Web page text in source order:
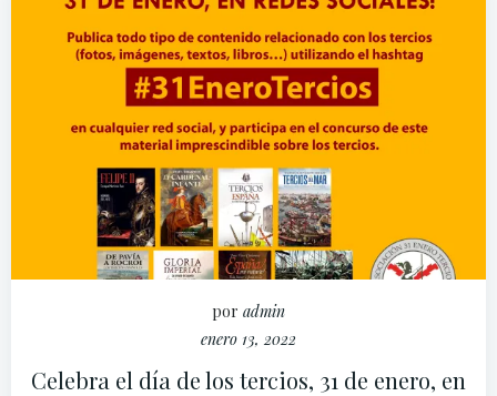
por admin
enero 13, 2022
Celebra el día de los tercios, 31 de enero, en